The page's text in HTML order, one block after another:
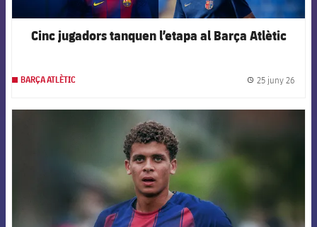
Cinc jugadors tanquen l’etapa al Barça Atlètic
BARÇA ATLÈTIC 25 juny 26